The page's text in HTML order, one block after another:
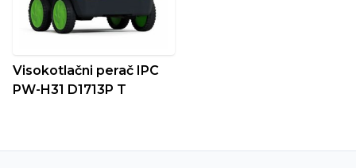
Visokotlačni perač IPC
PW-H31 D1713P T